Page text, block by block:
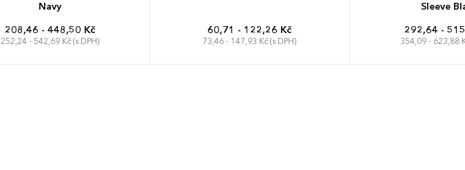
Navy
208,46 - 448,50 Kč
252,24 - 542,69 Kč (s DPH)
60,71 - 122,26 Kč
73,46 - 147,93 Kč (s DPH)
Sleeve
292,64 -
354,09 - 623,88